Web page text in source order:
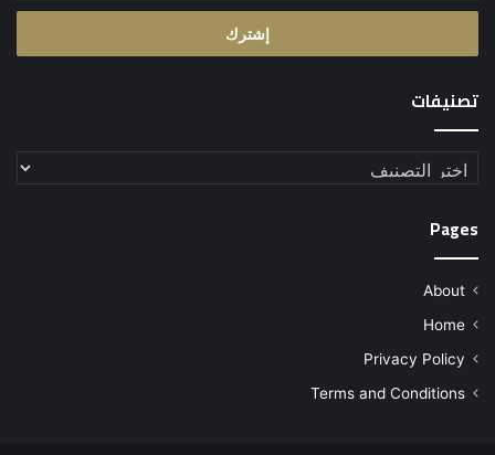
الإلكتروني
تصنيفات
تصنيفات
Pages
About
Home
Privacy Policy
Terms and Conditions